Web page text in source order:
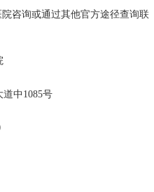
咨询或通过其他官方途径查询联
中1085号